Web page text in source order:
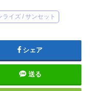
ライズ / サンセット
シェア
送る